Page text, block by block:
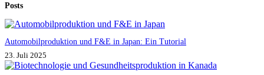
Ergebnisse
Posts
Automobilproduktion und F&E in Japan: Ein Tutorial
23. Juli 2025